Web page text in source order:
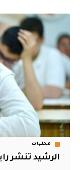
محليات
الرشيد تنشر